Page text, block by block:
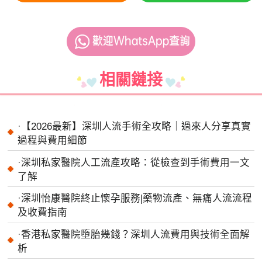
相關鏈接
·
【2026最新】深圳人流手術全攻略｜過來人分享真實
過程與費用細節
·深圳私家醫院人工流產攻略：從檢查到手術費用一文
了解
·深圳怡康醫院終止懷孕服務|藥物流產、無痛人流流程
及收費指南
·香港私家醫院墮胎幾錢？深圳人流費用與技術全面解
析